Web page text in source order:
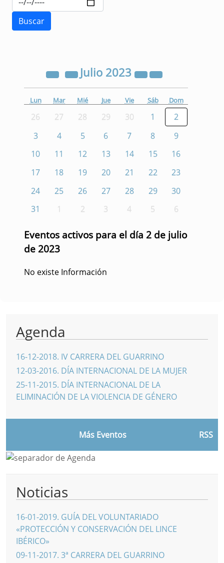
Julio 2023
Lun Mar Mié Jue Vie Sáb Dom
26 27 28 29 30 1
2
3
4 5 6 7 8
9
10
11 12 13 14 15
16
17
18 19 20 21 22
23
24
25 26 27 28 29
30
31
1 2 3 4 5 6
Eventos activos para el día 2 de julio
de 2023
No existe Información
Agenda
16-12-2018. IV CARRERA DEL GUARRINO
12-03-2016. DÍA INTERNACIONAL DE LA MUJER
25-11-2015. DÍA INTERNACIONAL DE LA
ELIMINACIÓN DE LA VIOLENCIA DE GÉNERO
Más Eventos RSS
Noticias
16-01-2019. GUÍA DEL VOLUNTARIADO
«PROTECCIÓN Y CONSERVACIÓN DEL LINCE
IBÉRICO»
09-11-2017. 3ª CARRERA DEL GUARRINO